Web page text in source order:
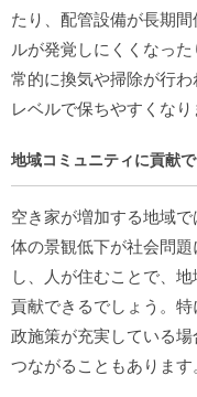
たり、配管設備が長期
ルが発覚しにくくなっ
常的に換気や掃除が行
レベルで保ちやすくなり
地域コミュニティに貢献
空き家が増加する地域
体の景観低下が社会問
し、人が住むことで、
貢献できるでしょう。
政施策が充実している
つながることもあります